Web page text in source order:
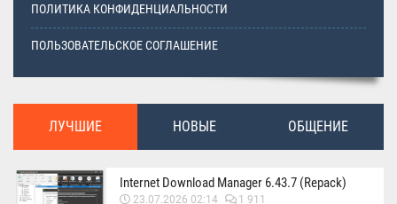
ПОЛИТИКА КОНФИДЕНЦИАЛЬНОСТИ
ПОЛЬЗОВАТЕЛЬСКОЕ СОГЛАШЕНИЕ
ЛУЧШИЕ НОВЫЕ ОБЩЕНИЕ
Internet Download Manager 6.43.7 (Repack)
23.07.2026 02:14 1 911